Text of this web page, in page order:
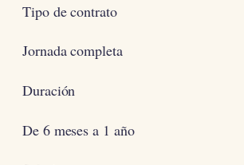
Tipo de contrato
Jornada completa
Duración
De 6 meses a 1 año